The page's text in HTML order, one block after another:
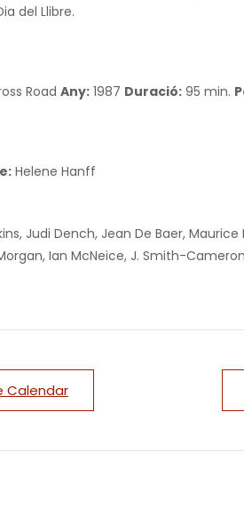
del Llibre.
Road Any: 1987 Duració: 95 min.
Helene Hanff
Judi Dench, Jean De Baer, Maurice
Ian McNeice, J. Smith-Cameron
Calendar